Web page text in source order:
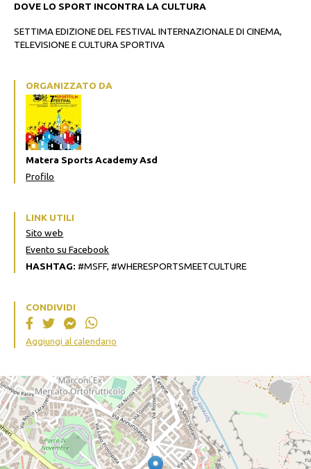
DOVE LO SPORT INCONTRA LA CULTURA
SETTIMA EDIZIONE DEL FESTIVAL INTERNAZIONALE DI CINEMA,
TELEVISIONE E CULTURA SPORTIVA
ORGANIZZATO DA
Matera Sports Academy Asd
Profilo
LINK UTILI
Sito web
Evento su Facebook
HASHTAG: #MSFF, #WHERESPORTSMEETCULTURE
CONDIVIDI
Aggiungi al calendario